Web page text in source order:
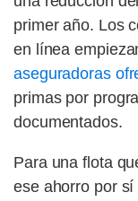
primer año. Los
en línea
aseguradoras
primas por
documentados.
Para una flota
ese ahorro por